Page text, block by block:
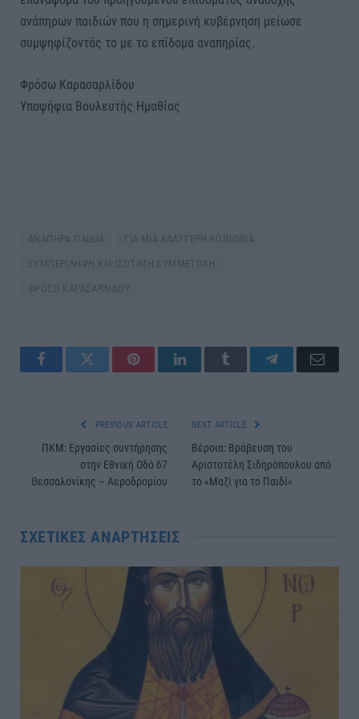
ανάπηρων παιδιών που η σημερινή κυβέρνηση μείωσε
συμψηφίζοντάς το με το επίδομα αναπηρίας.
Φρόσω Καρασαρλίδου
Υποψήφια Βουλευτής Ημαθίας
ΑΝΑΠΗΡΑ ΠΑΙΔΙΑ ΓΙΑ ΜΙΑ ΚΑΛΥΤΕΡΗ ΚΟΙΝΩΝΙΑ
ΣΥΜΠΕΡΙΛΗΨΗ ΚΑΙ ΙΣΟΤΙΜΗ ΣΥΜΜΕΤΟΧΗ
ΦΡΟΣΩ ΚΑΡΑΣΑΡΛΙΔΟΥ
FacebookTwitter PinterestLinkedInTumblr TelegramEmail
PREVIOUS ARTICLE
ΠΚΜ: Εργασίες συντήρησης
στην Εθνική Οδό 67
Θεσσαλονίκης – Αεροδρομίου
NEXT ARTICLE
Βέροια: Βράβευση του
Αριστοτέλη Σιδηρόπουλου από
το «Μαζί για το Παιδί»
ΣΧΕΤΙΚΈΣ ΑΝΑΡΤΉΣΕΙΣ